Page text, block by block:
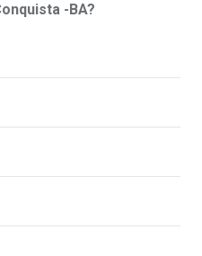
construção de
-BA?